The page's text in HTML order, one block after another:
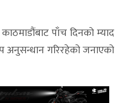
पाँच दिनको म्याद
अनुसन्धान गरिरहेको जनाएको